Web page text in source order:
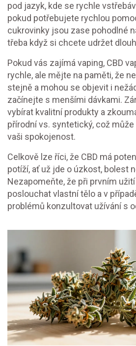
pod jazyk, kde se rychle
pokud potřebujete rychlou
cukrovinky jsou zase pohodlné
třeba když si chcete udržet
Pokud vás zajímá vaping, CBD
rychle, ale mějte na paměti, že
stejně a mohou se objevit i
začínejte s menšími dávkami.
vybírat kvalitní produkty a
přírodní vs. syntetický, což
vaši spokojenost.
Celkově lze říci, že CBD má
potíží, ať už jde o úzkost, bolest
Nezapomeňte, že při prvním
poslouchat vlastní tělo a v
problémů konzultovat užívání s